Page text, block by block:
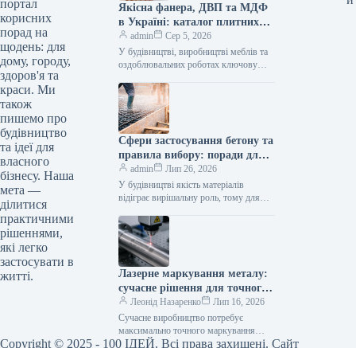
портал
корисних
порад на
щодень: для
дому, городу,
здоров'я та
краси. Ми
також
пишемо про
будівництво
та ідеї для
власного
бізнесу. Наша
мета —
ділитися
практичними
рішеннями,
які легко
застосувати в
житті.
Якісна фанера, ДВП та МДФ
в Україні: каталог плитних
матеріалів від «ВІН-ВУД»
admin
Сер 5, 2026
У будівництві, виробництві меблів та
оздоблювальних роботах ключову
сировини. Компанія «ВІН-ВУД» уже
тривалий час займається…
Сфери застосування бетону та
правила вибору: поради для
приватного й промислового
будівництва
admin
Лип 26, 2026
У будівництві якість матеріалів
відіграє вирішальну роль, тому для
обирати перевірених виробників, таких
як компанія Промбудцентр,…
Лазерне маркування металу:
сучасне рішення для точного
та довговічного нанесення
інформації
Леонід Назаренко
Лип 16, 2026
Сучасне виробництво потребує
максимально точного маркування
продукції. Серійні номери, логотипи,
Copyright © 2025 - 100 ІДЕЙ. Всі права захищені. Сайт